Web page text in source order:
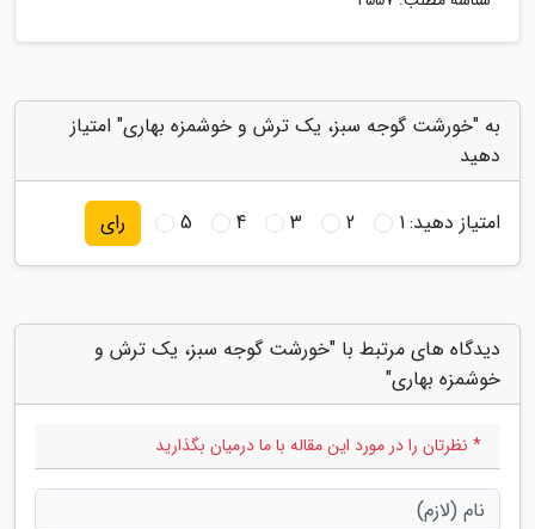
به "خورشت گوجه سبز، یک ترش و خوشمزه بهاری" امتیاز
دهید
امتیاز دهید:1
2
3
4
5 رای
دیدگاه های مرتبط با "خورشت گوجه سبز، یک ترش و
خوشمزه بهاری"
* نظرتان را در مورد این مقاله با ما درمیان بگذارید